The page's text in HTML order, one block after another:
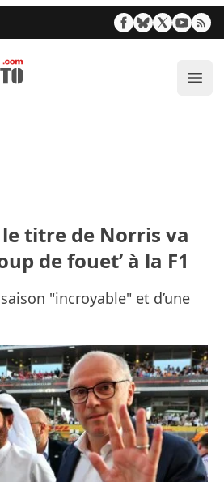
titre de Norris va
de fouet’ à la F1
"incroyable" et d’une